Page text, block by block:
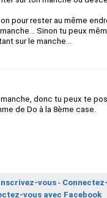
pour rester au même
Sinon tu peux
sur le manche...
donc tu peux te
de Do à la 8ème case.
vous-
vous avec Facebook